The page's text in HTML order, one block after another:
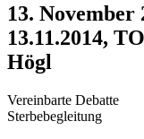
13. November
13.11.2014,
Högl
Vereinbarte Debatte
Sterbebegleitung